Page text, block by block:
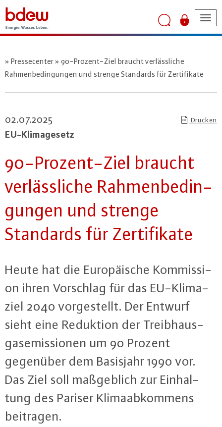
Pressecenter
90-Prozent-Ziel braucht verlässliche
Rahmenbedingungen und strenge Standards für Zertifikate
02.07.2025 Drucken
EU-Kli­ma­ge­setz
90-Pro­zent-Ziel braucht
ver­läss­li­che Rah­men­be­din­
gun­gen und strenge
Standards für Zer­ti­fi­ka­te
Heute hat die Eu­ro­päi­sche Kom­mis­si­
on ihren Vorschlag für das EU-Kli­ma­
ziel 2040 vor­ge­stellt. Der Entwurf
sieht eine Reduktion der Treib­haus­
gas­emis­sio­nen um 90 Prozent
gegenüber dem Basisjahr 1990 vor.
Das Ziel soll maß­geb­lich zur Ein­hal­
tung des Pariser Kli­ma­ab­kom­mens
beitragen.